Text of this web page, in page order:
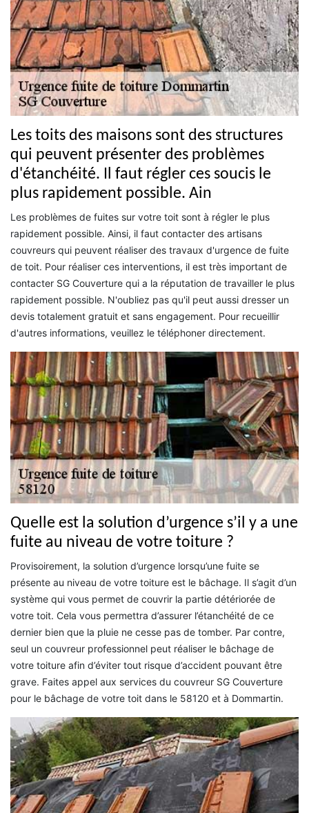
Les toits des maisons sont des structures
qui peuvent présenter des problèmes
d'étanchéité. Il faut régler ces soucis le
plus rapidement possible. Ain
Les problèmes de fuites sur votre toit sont à régler le plus
rapidement possible. Ainsi, il faut contacter des artisans
couvreurs qui peuvent réaliser des travaux d'urgence de fuite
de toit. Pour réaliser ces interventions, il est très important de
contacter SG Couverture qui a la réputation de travailler le plus
rapidement possible. N'oubliez pas qu'il peut aussi dresser un
devis totalement gratuit et sans engagement. Pour recueillir
d'autres informations, veuillez le téléphoner directement.
Quelle est la solution d’urgence s’il y a une
fuite au niveau de votre toiture ?
Provisoirement, la solution d’urgence lorsqu’une fuite se
présente au niveau de votre toiture est le bâchage. Il s’agit d’un
système qui vous permet de couvrir la partie détériorée de
votre toit. Cela vous permettra d’assurer l’étanchéité de ce
dernier bien que la pluie ne cesse pas de tomber. Par contre,
seul un couvreur professionnel peut réaliser le bâchage de
votre toiture afin d’éviter tout risque d’accident pouvant être
grave. Faites appel aux services du couvreur SG Couverture
pour le bâchage de votre toit dans le 58120 et à Dommartin.